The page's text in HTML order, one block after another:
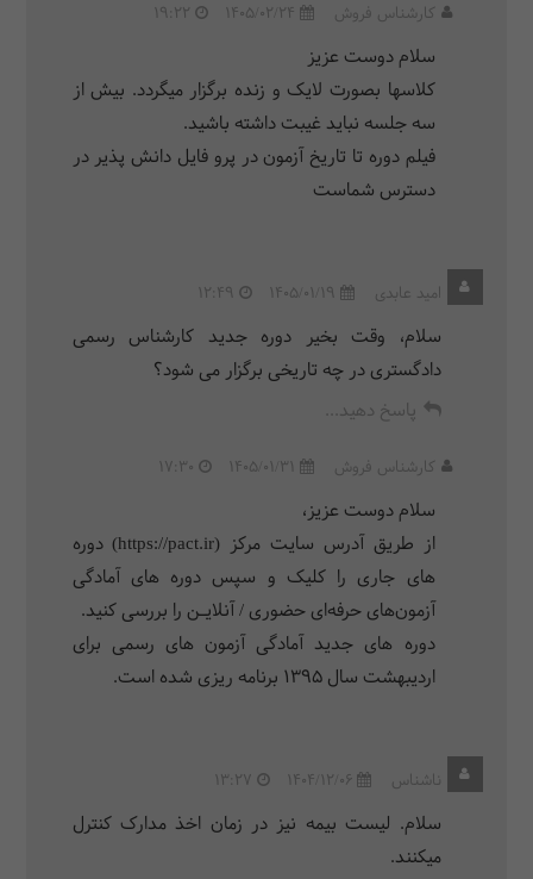
کارشناس فروش 1405/02/24
19:22
سلام دوست عزیز
کلاسها بصورت لایک و زنده برگزار میگردد. بیش از
سه جلسه نباید غیبت داشته باشید.
فیلم دوره تا تاریخ آزمون در پرو فایل دانش پذیر در
دسترس شماست
امید عابدی 1405/01/19
12:49
سلام، وقت بخیر دوره جدید کارشناس رسمی
دادگستری در چه تاریخی برگزار می شود؟
پاسخ دهید...
کارشناس فروش 1405/01/31
17:30
سلام دوست عزیز،
از طریق آدرس سایت مرکز (https://pact.ir) دوره
های جاری را کلیک و سپس دوره های آمادگی
آزمون‌های حرفه‌ای حضوری / آنلایـن را بررسی کنید.
دوره های جدید آمادگی آزمون های رسمی برای
اردیبهشت سال 1395 برنامه ریزی شده است.
ناشناس 1404/12/06
13:27
سلام. لیست بیمه نیز در زمان اخذ مدارک کنترل
میکنند.